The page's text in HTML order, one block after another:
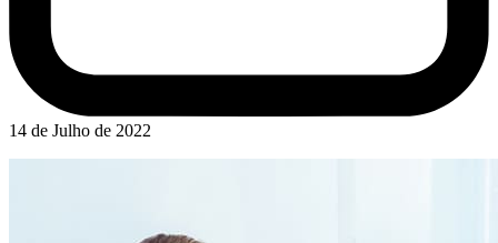
14 de Julho de 2022